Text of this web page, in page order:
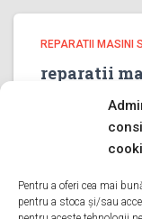
Pentru a oferi cea mai
pentru a stoca și/sau
REPARATII MASINI
reparatii
PRAHOVA
reparatii masini
pe pagina
electrolux? Tot
Citește mai mult